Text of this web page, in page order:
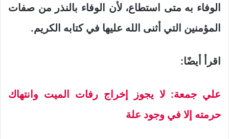
الوفاء به متى استطاع، لأن الوفاء بالنذر من صفات
المؤمنين التي أثنى الله عليها في كتابه الكريم.
اقرأ أيضًا:
علي جمعة: لا يجوز إخراج رفات الميت وانتهاك
حرمته إلا في وجود علة